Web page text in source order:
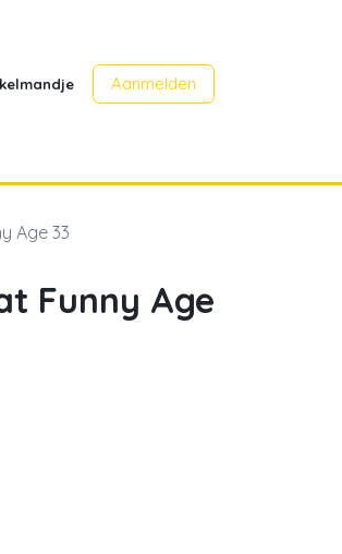
Aanmelden
Age 33
Funny Age